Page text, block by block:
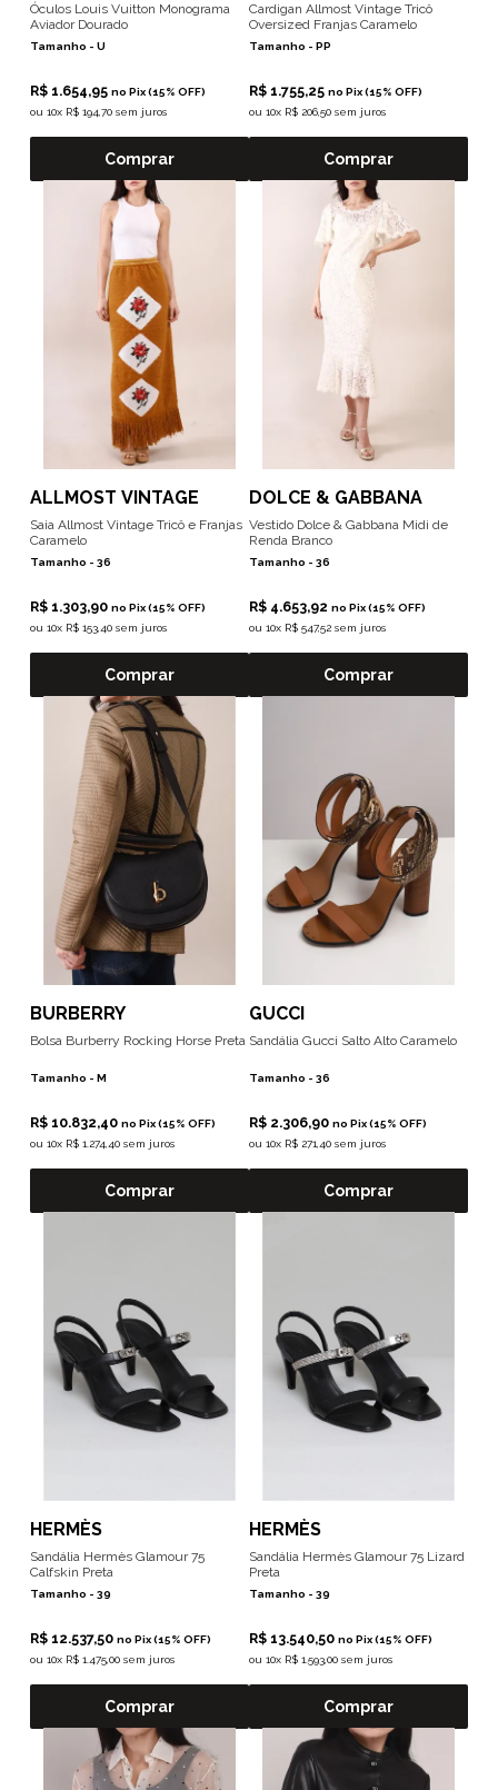
Óculos Louis Vuitton Monograma
Aviador Dourado
Tamanho - U
R$ 1.654,95 no Pix (15% OFF)
ou 10x R$ 194,70 sem juros
Comprar
Cardigan Allmost Vintage Tricô
Oversized Franjas Caramelo
Tamanho - PP
R$ 1.755,25 no Pix (15% OFF)
ou 10x R$ 206,50 sem juros
Comprar
ALLMOST VINTAGE
Saia Allmost Vintage Tricô e Franjas
Caramelo
Tamanho - 36
R$ 1.303,90 no Pix (15% OFF)
ou 10x R$ 153,40 sem juros
Comprar
DOLCE & GABBANA
Vestido Dolce & Gabbana Midi de
Renda Branco
Tamanho - 36
R$ 4.653,92 no Pix (15% OFF)
ou 10x R$ 547,52 sem juros
Comprar
BURBERRY
Bolsa Burberry Rocking Horse Preta
Tamanho - M
R$ 10.832,40 no Pix (15% OFF)
ou 10x R$ 1.274,40 sem juros
Comprar
GUCCI
Sandália Gucci Salto Alto Caramelo
Tamanho - 36
R$ 2.306,90 no Pix (15% OFF)
ou 10x R$ 271,40 sem juros
Comprar
HERMÈS
Sandália Hermès Glamour 75
Calfskin Preta
Tamanho - 39
R$ 12.537,50 no Pix (15% OFF)
ou 10x R$ 1.475,00 sem juros
Comprar
HERMÈS
Sandália Hermès Glamour 75 Lizard
Preta
Tamanho - 39
R$ 13.540,50 no Pix (15% OFF)
ou 10x R$ 1.593,00 sem juros
Comprar